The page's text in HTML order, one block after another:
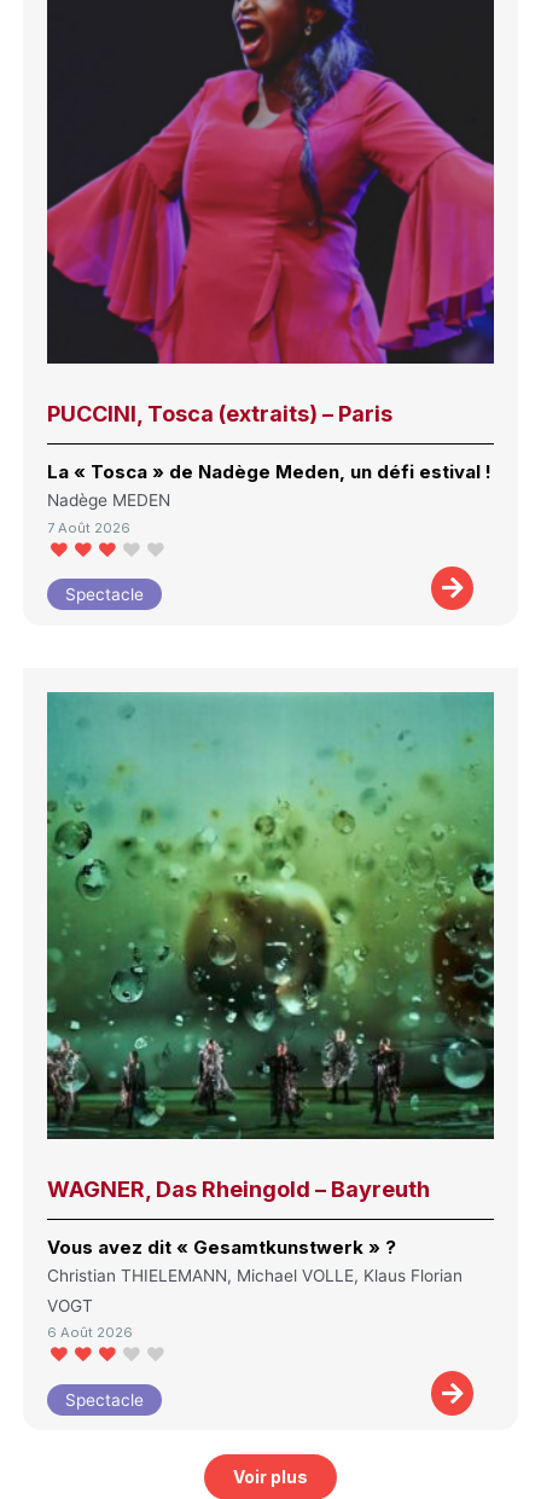
PUCCINI, Tosca (extraits) – Paris
La « Tosca » de Nadège Meden, un défi estival !
Nadège MEDEN
7 Août 2026
Spectacle
WAGNER, Das Rheingold – Bayreuth
Vous avez dit « Gesamtkunstwerk » ?
Christian THIELEMANN, Michael VOLLE, Klaus Florian
VOGT
6 Août 2026
Spectacle
Voir plus